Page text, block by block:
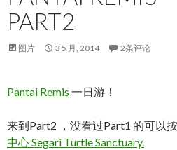
PART2
图片 3 5 月, 2014 2条评论
Pantai Remis 一日游！
来到Part2 ，没看过Part1 的可以
中心 Segari Turtle Sanctuary.